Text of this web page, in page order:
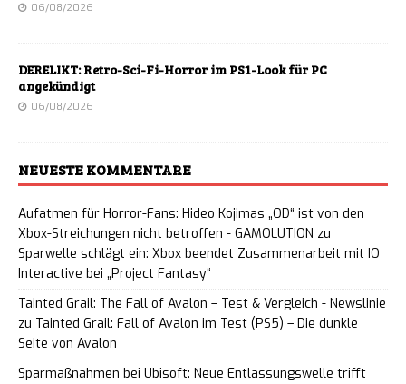
06/08/2026
DERELIKT: Retro-Sci-Fi-Horror im PS1-Look für PC
angekündigt
06/08/2026
NEUESTE KOMMENTARE
Aufatmen für Horror-Fans: Hideo Kojimas „OD“ ist von den
Xbox-Streichungen nicht betroffen - GAMOLUTION zu
Sparwelle schlägt ein: Xbox beendet Zusammenarbeit mit IO
Interactive bei „Project Fantasy“
Tainted Grail: The Fall of Avalon – Test & Vergleich - Newslinie
zu Tainted Grail: Fall of Avalon im Test (PS5) – Die dunkle
Seite von Avalon
Sparmaßnahmen bei Ubisoft: Neue Entlassungswelle trifft